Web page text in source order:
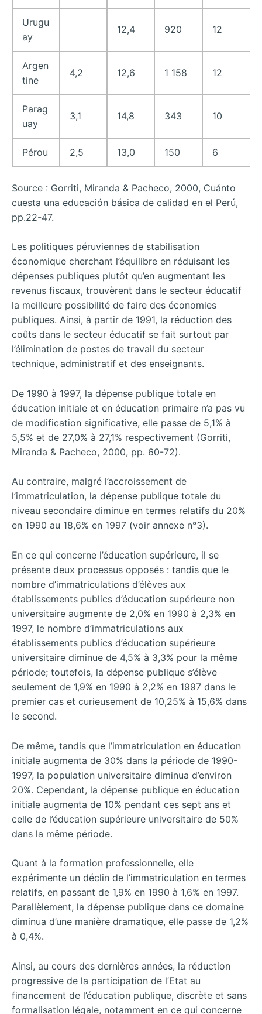
Urugu
ay
12,4 920 12
Argen
tine
4,2 12,6 1 158 12
Parag
uay
3,1 14,8 343 10
Pérou 2,5 13,0 150 6
Source : Gorriti, Miranda & Pacheco, 2000, Cuánto
cuesta una educación básica de calidad en el Perú,
pp.22-47.
Les politiques péruviennes de stabilisation
économique cherchant l’équilibre en réduisant les
dépenses publiques plutôt qu’en augmentant les
revenus fiscaux, trouvèrent dans le secteur éducatif
la meilleure possibilité de faire des économies
publiques. Ainsi, à partir de 1991, la réduction des
coûts dans le secteur éducatif se fait surtout par
l’élimination de postes de travail du secteur
technique, administratif et des enseignants.
De 1990 à 1997, la dépense publique totale en
éducation initiale et en éducation primaire n’a pas vu
de modification significative, elle passe de 5,1% à
5,5% et de 27,0% à 27,1% respectivement (Gorriti,
Miranda & Pacheco, 2000, pp. 60-72).
Au contraire, malgré l’accroissement de
l’immatriculation, la dépense publique totale du
niveau secondaire diminue en termes relatifs du 20%
en 1990 au 18,6% en 1997 (voir annexe n°3).
En ce qui concerne l’éducation supérieure, il se
présente deux processus opposés : tandis que le
nombre d’immatriculations d’élèves aux
établissements publics d’éducation supérieure non
universitaire augmente de 2,0% en 1990 à 2,3% en
1997, le nombre d’immatriculations aux
établissements publics d’éducation supérieure
universitaire diminue de 4,5% à 3,3% pour la même
période; toutefois, la dépense publique s’élève
seulement de 1,9% en 1990 à 2,2% en 1997 dans le
premier cas et curieusement de 10,25% à 15,6% dans
le second.
De même, tandis que l’immatriculation en éducation
initiale augmenta de 30% dans la période de 1990-
1997, la population universitaire diminua d’environ
20%. Cependant, la dépense publique en éducation
initiale augmenta de 10% pendant ces sept ans et
celle de l’éducation supérieure universitaire de 50%
dans la même période.
Quant à la formation professionnelle, elle
expérimente un déclin de l’immatriculation en termes
relatifs, en passant de 1,9% en 1990 à 1,6% en 1997.
Parallèlement, la dépense publique dans ce domaine
diminua d’une manière dramatique, elle passe de 1,2%
à 0,4%.
Ainsi, au cours des dernières années, la réduction
progressive de la participation de l’Etat au
financement de l’éducation publique, discrète et sans
formalisation légale, notamment en ce qui concerne